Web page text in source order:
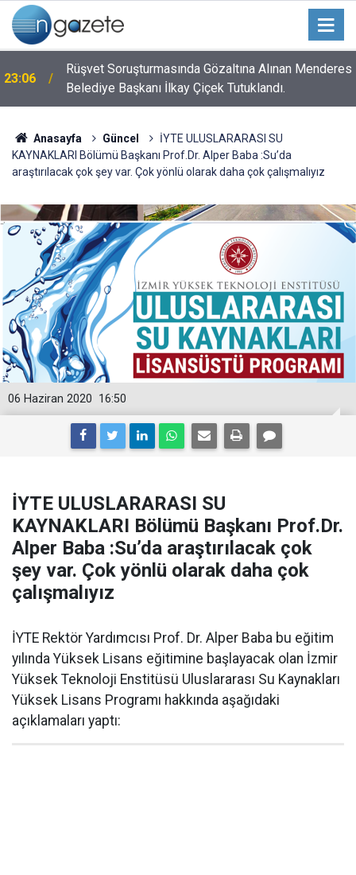
23:06
Rüşvet Soruşturmasında Gözaltına Alınan Menderes
Belediye Başkanı İlkay Çiçek Tutuklandı.
Anasayfa Güncel
İYTE ULUSLARARASI SU
KAYNAKLARI Bölümü Başkanı Prof.Dr. Alper Baba :Su’da
araştırılacak çok şey var. Çok yönlü olarak daha çok çalışmalıyız
16:50
06 Haziran 2020
İYTE ULUSLARARASI SU
KAYNAKLARI Bölümü Başkanı Prof.Dr.
Alper Baba :Su’da araştırılacak çok
şey var. Çok yönlü olarak daha çok
çalışmalıyız
İYTE Rektör Yardımcısı Prof. Dr. Alper Baba bu eğitim
yılında Yüksek Lisans eğitimine başlayacak olan İzmir
Yüksek Teknoloji Enstitüsü Uluslararası Su Kaynakları
Yüksek Lisans Programı hakkında aşağıdaki
açıklamaları yaptı: